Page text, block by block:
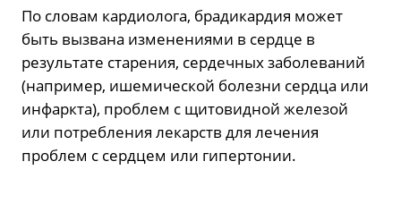
По словам кардиолога, брадикардия может
быть вызвана изменениями в сердце в
результате старения, сердечных заболеваний
(например, ишемической болезни сердца или
инфаркта), проблем с щитовидной железой
или потребления лекарств для лечения
проблем с сердцем или гипертонии.